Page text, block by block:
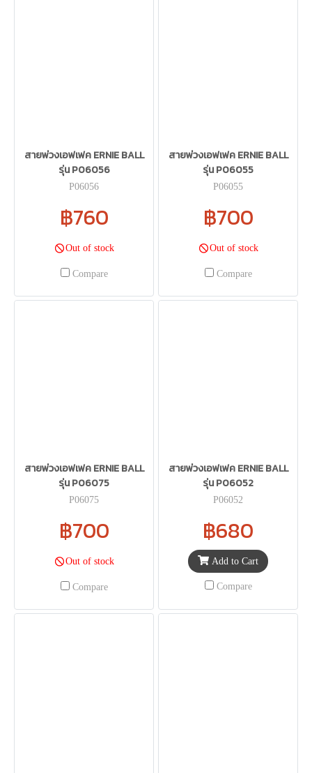
สายพ่วงเอฟเฟค ERNIE BALL
รุ่น P06056
P06056
฿760
Out of stock
Compare
สายพ่วงเอฟเฟค ERNIE BALL
รุ่น P06055
P06055
฿700
Out of stock
Compare
สายพ่วงเอฟเฟค ERNIE BALL
รุ่น P06075
P06075
฿700
Out of stock
Compare
สายพ่วงเอฟเฟค ERNIE BALL
รุ่น P06052
P06052
฿680
Add to Cart
Compare